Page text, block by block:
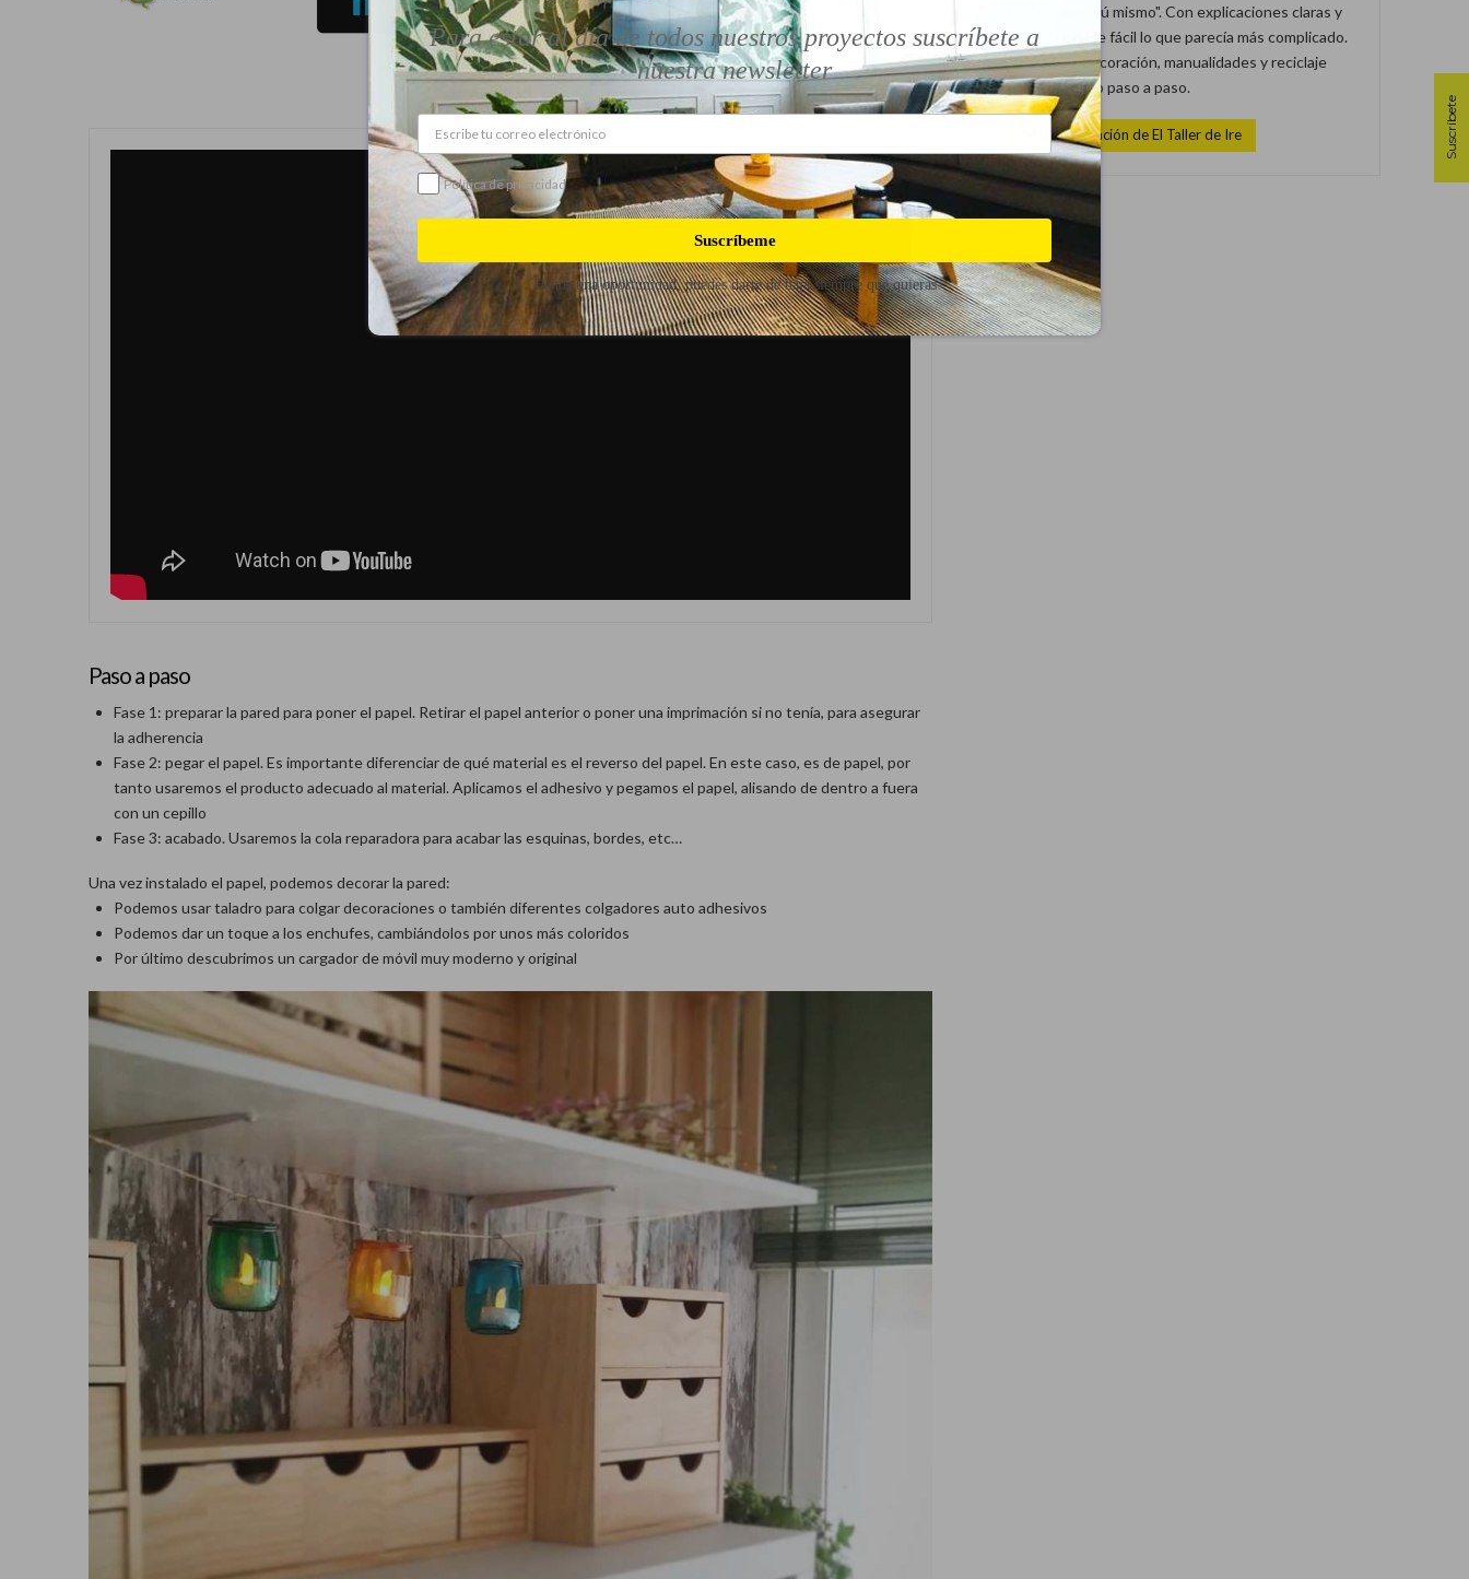
Paso a paso
Fase 1: preparar la pared para poner el papel. Retirar el papel anterior o poner una imprimación si no tenía, para asegurar
la adherencia
Fase 2: pegar el papel. Es importante diferenciar de qué material es el reverso del papel. En este caso, es de papel, por
tanto usaremos el producto adecuado al material. Aplicamos el adhesivo y pegamos el papel, alisando de dentro a fuera
con un cepillo
Fase 3: acabado. Usaremos la cola reparadora para acabar las esquinas, bordes, etc…
Una vez instalado el papel, podemos decorar la pared:
Podemos usar taladro para colgar decoraciones o también diferentes colgadores auto adhesivos
Podemos dar un toque a los enchufes, cambiándolos por unos más coloridos
Por último descubrimos un cargador de móvil muy moderno y original
DIY o "hazlo tú mismo". Con explicaciones claras y
sencillas, hace fácil lo que parecía más complicado.
Artesanía, decoración, manualidades y reciclaje
creativo, todo paso a paso.
Más información de El Taller de Ire Suscríbete
Para estar al día de todos nuestros proyectos suscríbete a
nuestra newsletter
Política de privacidad
Suscríbeme
Danos una oportunidad, puedes darte de baja siempre que quieras